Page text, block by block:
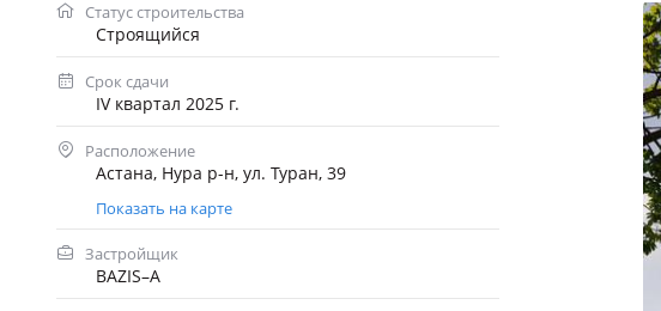
Статус строительства
Строящийся
Срок сдачи
IV квартал 2025 г.
Расположение
Астана, Нура р-н, ул. Туран, 39
Показать на карте
Застройщик
BAZIS–А